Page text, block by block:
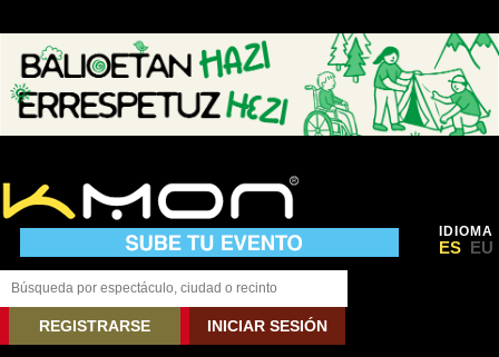
IDIOMA
ES EU
REGISTRARSE INICIAR SESIÓN